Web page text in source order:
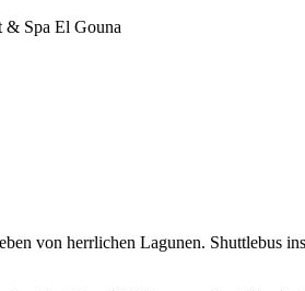
Spa El Gouna
von herrlichen Lagunen. Shuttlebus